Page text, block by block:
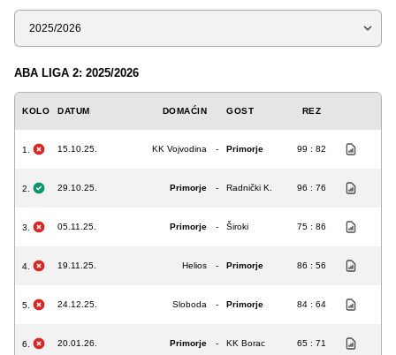
Sezona
ABA LIGA 2: 2025/2026
KOLO DATUM DOMAĆIN GOST REZ
1. 15.10.25. KK Vojvodina - Primorje 99 : 82
2. 29.10.25. Primorje - Radnički K. 96 : 76
3. 05.11.25. Primorje - Široki 75 : 86
4. 19.11.25. Helios - Primorje 86 : 56
5. 24.12.25. Sloboda - Primorje 84 : 64
6. 20.01.26. Primorje - KK Borac 65 : 71